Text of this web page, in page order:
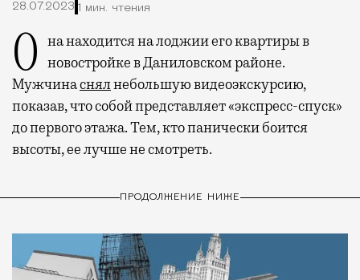
28.07.2023 1 мин. чтения
Она находится на лоджии его квартиры в новостройке в Даниловском районе.
Мужчинаснялнебольшую видеоэкскурсию,
показав, что собой представляет «экспресс-спуск»
до первого этажа. Тем, кто панически боится
высоты, ее лучше не смотреть.
ПРОДОЛЖЕНИЕ НИЖЕ